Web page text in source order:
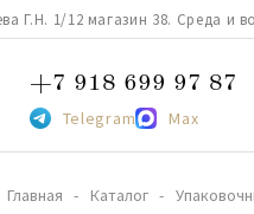
Г.Н. 1/12 магазин 38. Среда и
+7 918 699 97 87
Telegram Max
Главная Каталог